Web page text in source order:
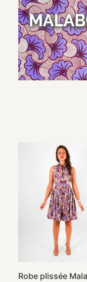
Robe plissée